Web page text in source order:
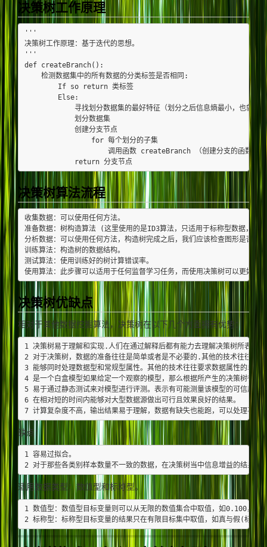
决策树工作原理
'''
决策树工作原理：基于迭代的思想。
'''
def createBranch():
    检测数据集中的所有数据的分类标签是否相同:
        If so return 类标签
        Else:
寻找划分数据集的最好特征（划分之后信息熵最小，也就是
            划分数据集
            创建分支节点
                for 每个划分的子集
调用函数 createBranch （创建分支的函数）并
决策树算法流程
收集数据：可以使用任何方法。
准备数据：树构造算法 (这里使用的是ID3算法，只适用于标称型数据，这
分析数据：可以使用任何方法，构造树完成之后，我们应该检查图形是否符
训练算法：构造树的数据结构。
测试算法：使用训练好的树计算错误率。
决策树优缺点
相对于其他数据挖掘算法，决策树在以下几个方面拥有优势：
1 决策树易于理解和实现.人们在通过解释后都有能力去理解决策树所表达
2 对于决策树，数据的准备往往是简单或者是不必要的.其他的技术往往要
3 能够同时处理数据型和常规型属性。其他的技术往往要求数据属性的单一
4 是一个白盒模型如果给定一个观察的模型，那么根据所产生的决策树很容
5 易于通过静态测试来对模型进行评测。表示有可能测量该模型的可信度。
6 在相对短的时间内能够对大型数据源做出可行且效果良好的结果。
缺点：
1 容易过拟合。
适用数据类型：数值型和标称型。
1 数值型：数值型目标变量则可以从无限的数值集合中取值，如0.100，